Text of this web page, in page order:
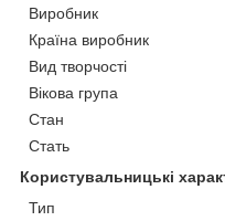
Виробник
Країна виробник
Вид творчості
Вікова група
Стан
Стать
Користувальницькі
Тип